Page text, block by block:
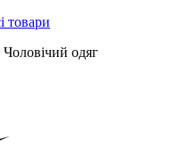
Чоловічий одяг